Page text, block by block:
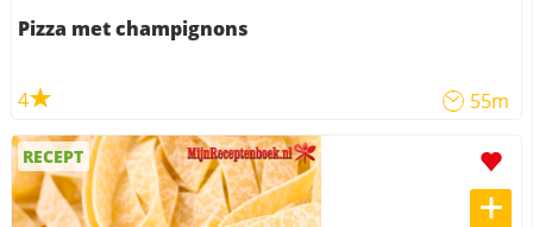
Pizza met champignons
4 55m
RECEPT